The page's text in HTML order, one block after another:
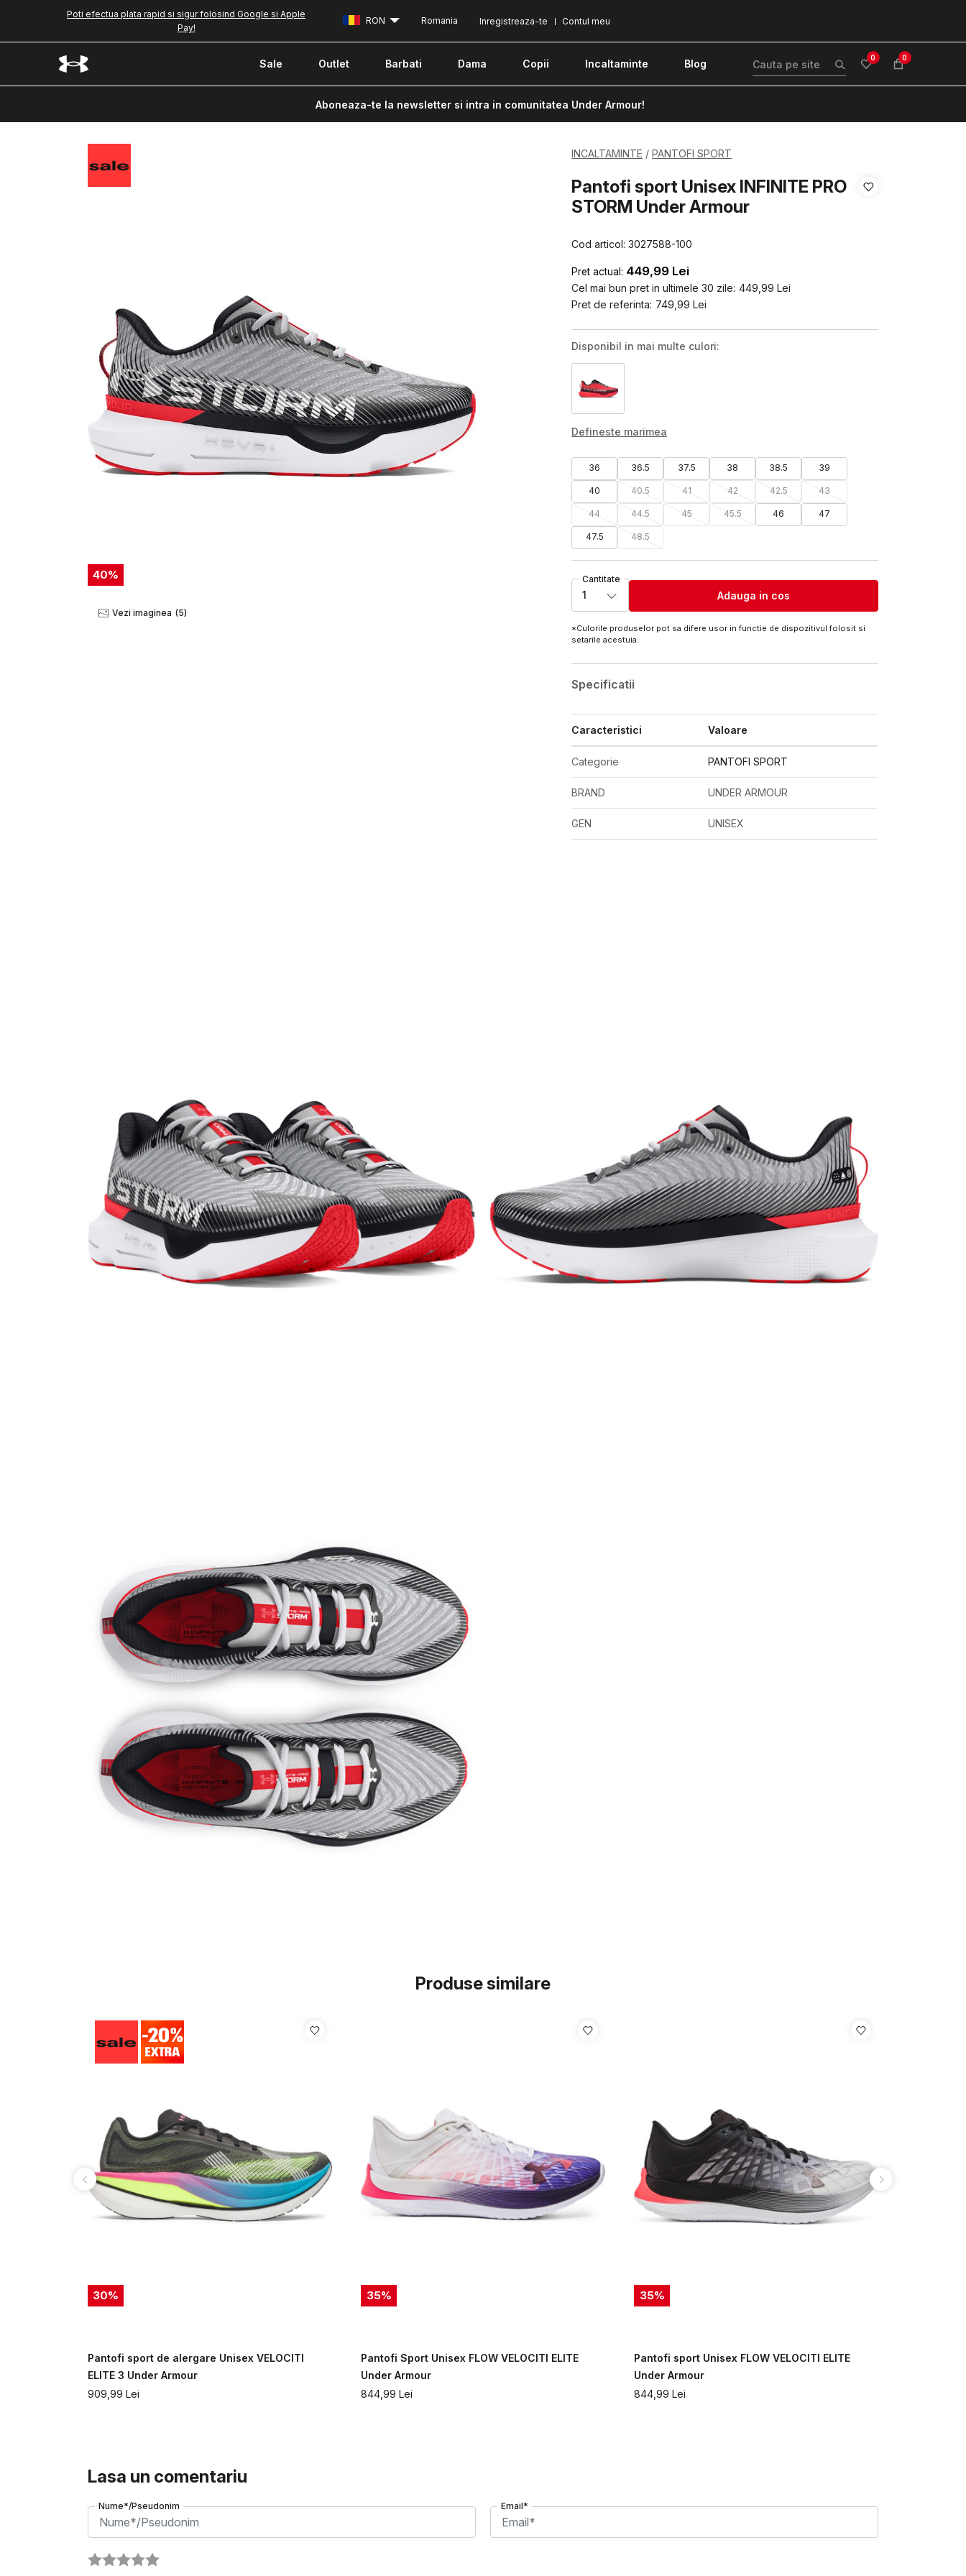
Poti efectua plata rapid si sigur folosind Google si Apple
Pay!
Contul meu
Inregistreaza-te
RON Romania
Sale Outlet Barbati Dama Copii Incaltaminte Blog 0 0
Aboneaza-te la newsletter si intra in comunitatea Under Armour!
40%
Vezi imaginea (5)
INCALTAMINTE PANTOFI SPORT
Pantofi sport Unisex INFINITE PRO
STORM Under Armour
Cod articol:3027588-100
Pret actual: 449,99 Lei
Cel mai bun pret in ultimele 30 zile: 449,99 Lei
Pret de referinta: 749,99 Lei
Disponibil in mai multe culori:
Defineste marimea
36 36.5 37.5 38 38.5 39
40 40.5 41 42 42.5 43
44 44.5 45 45.5 46 47
47.5 48.5
Cantitate
1 Adauga in cos
*Culorile produselor pot sa difere usor in functie de dispozitivul folosit si
setarile acestuia.
Specificatii
Caracteristici Valoare
Categorie PANTOFI SPORT
BRAND UNDER ARMOUR
GEN UNISEX
Produse similare
30%
Pantofi sport de alergare Unisex VELOCITI
ELITE 3 Under Armour
909,99 Lei
35%
Pantofi Sport Unisex FLOW VELOCITI ELITE
Under Armour
844,99 Lei
35%
Pantofi sport Unisex FLOW VELOCITI ELITE
Under Armour
844,99 Lei
Lasa un comentariu
Nume*/Pseudonim Email*